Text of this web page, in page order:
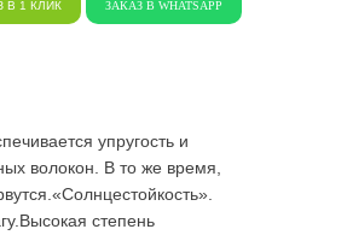
В 1 КЛИК ЗАКАЗ В WHATSAPP
упругость и
волокон. В то же время,
степень